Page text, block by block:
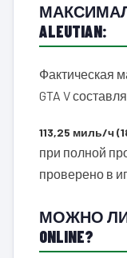
ALEUTIAN:
Фактическая
GTA V
113,25 миль/ч
при полной
проверено в
МОЖНО ЛИ
ONLINE?